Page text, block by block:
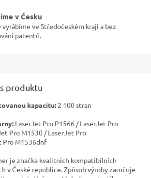
v Česku
vyrábíme ve Středočeském kraji a bez
patentů.
produktu
kapacitu: 2 100 stran
LaserJet Pro P1566 / LaserJet Pro
Pro M1530 / LaserJet Pro
Pro M1536dnf
je značka kvalitních kompatibilních
v České republice. Způsob výroby zaručuje